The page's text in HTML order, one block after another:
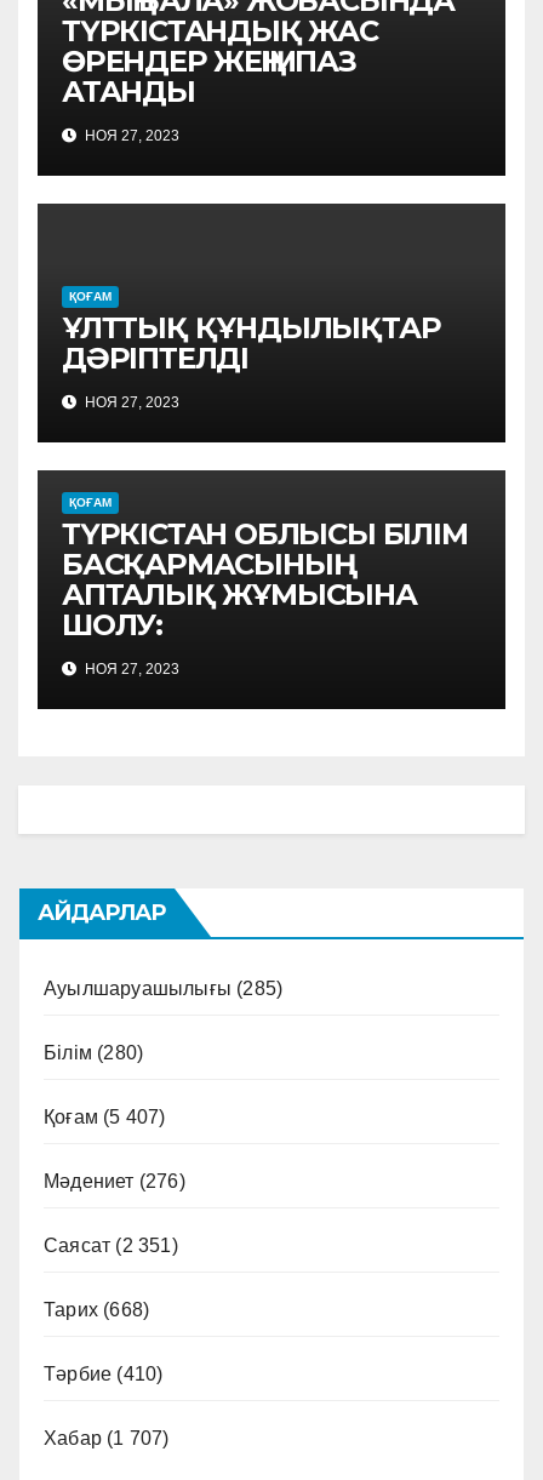
ТҮРКІСТАНДЫҚ ЖАС
ӨРЕНДЕР ЖЕҢІМПАЗ
АТАНДЫ
НОЯ 27, 2023
ҚОҒАМ
ҰЛТТЫҚ ҚҰНДЫЛЫҚТАР
ДӘРІПТЕЛДІ
НОЯ 27, 2023
ҚОҒАМ
ТҮРКІСТАН ОБЛЫСЫ БІЛІМ
БАСҚАРМАСЫНЫҢ
АПТАЛЫҚ ЖҰМЫСЫНА
ШОЛУ:
НОЯ 27, 2023
АЙДАРЛАР
Ауылшаруашылығы (285)
Білім (280)
Қоғам (5 407)
Мәдениет (276)
Саясат (2 351)
Тарих (668)
Тәрбие (410)
Хабар (1 707)